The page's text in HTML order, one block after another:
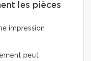
les pièces
impression
peut